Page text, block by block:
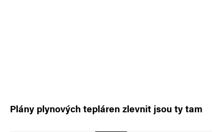
Plány plynových tepláren zlevnit jsou ty tam